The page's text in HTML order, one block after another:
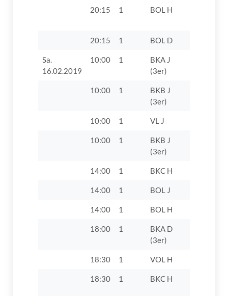
20:15 1 BOL H
20:15 1 BOL D
Sa.
16.02.2019
10:00 1
BKA J
(3er)
10:00 1
BKB J
(3er)
10:00 1 VL J
10:00 1
BKB J
(3er)
14:00 1 BKC H
14:00 1 BOL J
14:00 1 BOL H
18:00 1
BKA D
(3er)
18:30 1 VOL H
18:30 1 BKC H